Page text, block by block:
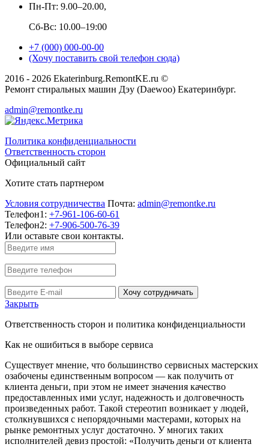
Пн-Пт: 9.00–20.00,
Сб-Вс: 10.00–19:00
+7 (000) 000-00-00
(Хочу поставить свой телефон сюда)
2016 - 2026 Ekaterinburg.RemontKE.ru ©
Ремонт стиральных машин Дэу (Daewoo) Екатеринбург.
admin@remontke.ru
Политика конфиденциальности
Ответственность сторон
Официальный сайт
Хотите стать партнером
Условия сотрудничества Почта: admin@remontke.ru
Телефон1: +7-961-106-60-61
Телефон2: +7-906-500-76-39
Или оставьте свои контакты.
Хочу сотрудничать
Закрыть
Ответственность сторон и политика конфиденциальности
Как не ошибиться в выборе сервиса
Существует мнение, что большинство сервисных мастерских
озабочены единственным вопросом — как получить от
клиента деньги, при этом не имеет значения качество
предоставленных ими услуг, надежность и долговечность
произведенных работ. Такой стереотип возникает у людей,
столкнувшихся с непорядочными мастерами, которых на
рынке ремонтных услуг достаточно. У многих таких
исполнителей девиз простой: «Получить деньги от клиента